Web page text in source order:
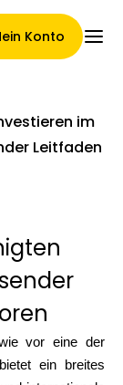
Konto
im
Leitfaden
vor eine der
ein breites